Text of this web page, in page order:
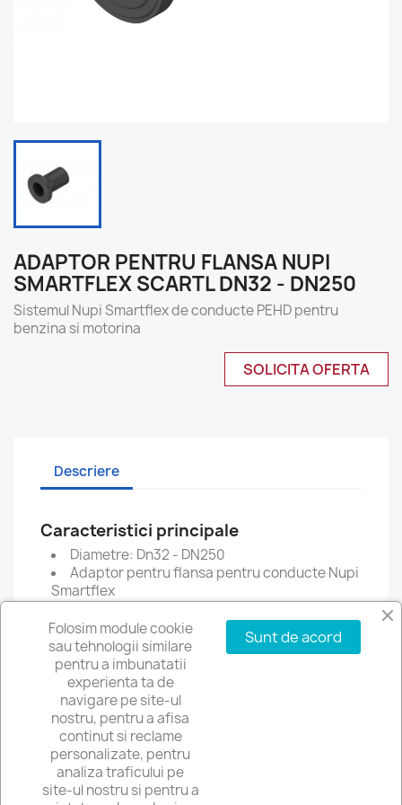
ADAPTOR PENTRU FLANSA NUPI
SMARTFLEX SCARTL DN32 - DN250
Sistemul Nupi Smartflex de conducte PEHD pentru
benzina si motorina
SOLICITA OFERTA
Descriere
Caracteristici principale
Diametre: Dn32 - DN250
Adaptor pentru flansa pentru conducte Nupi
Smartflex
PRODUSE
SERVICII
Folosim module cookie
sau tehnologii similare
pentru a imbunatatii
experienta ta de
navigare pe site-ul
nostru, pentru a afisa
continut si reclame
personalizate, pentru
analiza traficului pe
site-ul nostru si pentru a
Sunt de acord